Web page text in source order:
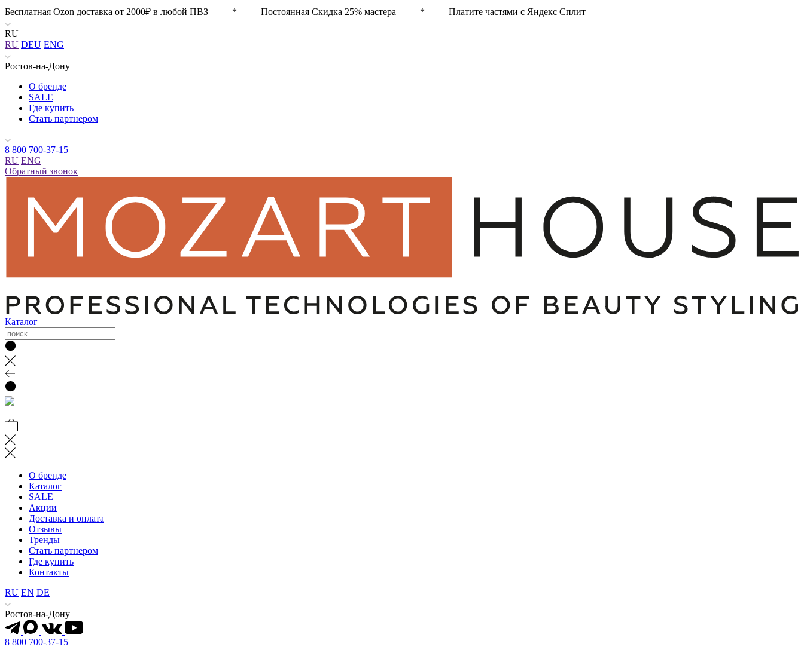
Бесплатная Ozon доставка от 2000₽ в любой ПВЗ * Постоянная Скидка 25% мастера * Платите частями с Яндекс Сплит
RU
RU DEU ENG
Ростов-на-Дону
О бренде
SALE
Где купить
Стать партнером
8 800 700-37-15
RU ENG
Обратный звонок
Каталог
О бренде
Каталог
SALE
Акции
Доставка и оплата
Отзывы
Тренды
Стать партнером
Где купить
Контакты
RU EN DE
Ростов-на-Дону
8 800 700-37-15